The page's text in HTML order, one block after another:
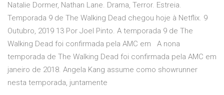
Natalie Dormer, Nathan Lane. Drama, Terror. Estreia.
Temporada 9 de The Walking Dead chegou hoje à Netflix. 9
Outubro, 2019 13 Por Joel Pinto. A temporada 9 de The
Walking Dead foi confirmada pela AMC em A nona
temporada de The Walking Dead foi confirmada pela AMC em
janeiro de 2018. Angela Kang assume como showrunner
nesta temporada, juntamente